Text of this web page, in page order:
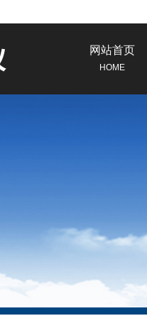
网站首页
HOME